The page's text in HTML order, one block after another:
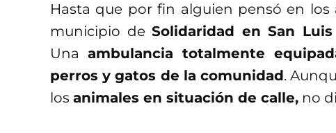
Hasta que por fin alguien pensó en los
municipio deSolidaridad en San
Una ambulancia totalmente
perros y gatos de la comunidad.
los animales en situación de calle, no